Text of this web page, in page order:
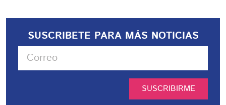
SUSCRIBETE PARA MÁS NOTICIAS
SUSCRIBIRME